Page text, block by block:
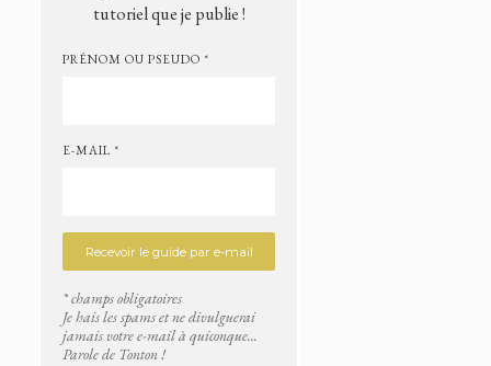
tutoriel que je publie !
PRÉNOM OU PSEUDO *
E-MAIL *
* champs obligatoires
Je hais les spams et ne divulguerai
jamais votre e-mail à quiconque...
Parole de Tonton !